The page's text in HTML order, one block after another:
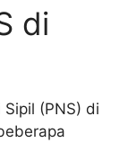
di
(PNS) di